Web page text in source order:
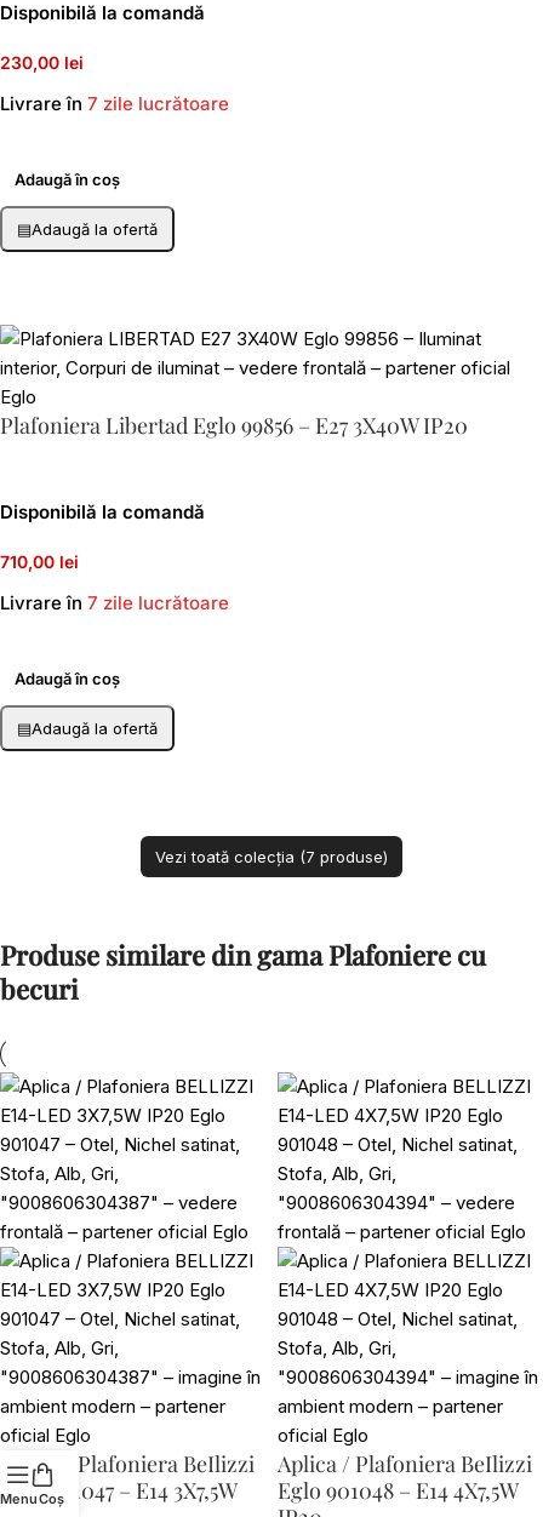
Disponibilă la comandă
230,00 lei
Livrare în 7 zile lucrătoare
Adaugă în coș
▤Adaugă la ofertă
Plafoniera Libertad Eglo 99856 – E27 3X40W IP20
Disponibilă la comandă
710,00 lei
Livrare în 7 zile lucrătoare
Adaugă în coș
▤Adaugă la ofertă
Vezi toată colecția (7 produse)
Produse similare din gama Plafoniere cu
becuri
Aplica / Plafoniera BeIlizzi
Eglo 901047 – E14 3X7,5W
Aplica / Plafoniera BeIlizzi
Eglo 901048 – E14 4X7,5W
MenuCoș